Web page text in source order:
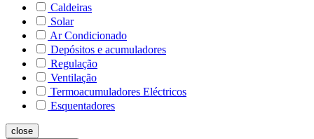
Caldeiras
Solar
Ar Condicionado
Depósitos e acumuladores
Regulação
Ventilação
Termoacumuladores Eléctricos
Esquentadores
close